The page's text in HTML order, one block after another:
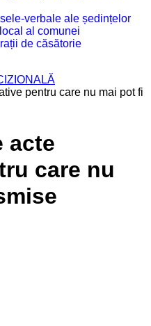
verbale ale ședințelor
al comunei
de căsătorie
pentru care nu mai pot fi
acte
care nu